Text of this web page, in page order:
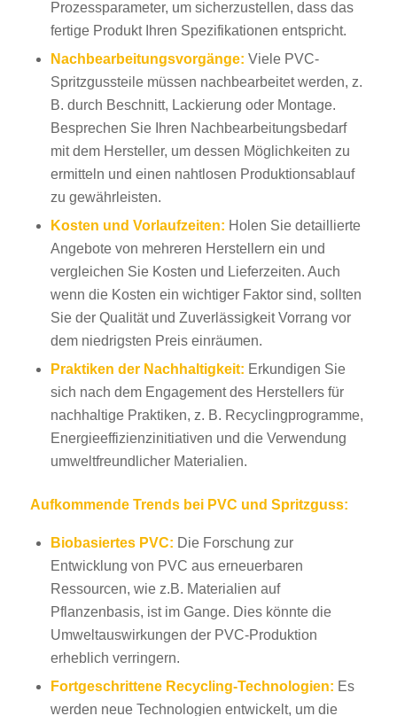
Prozessparameter, um sicherzustellen, dass das
fertige Produkt Ihren Spezifikationen entspricht.
Nachbearbeitungsvorgänge: Viele PVC-
Spritzgussteile müssen nachbearbeitet werden, z.
B. durch Beschnitt, Lackierung oder Montage.
Besprechen Sie Ihren Nachbearbeitungsbedarf
mit dem Hersteller, um dessen Möglichkeiten zu
ermitteln und einen nahtlosen Produktionsablauf
zu gewährleisten.
Kosten und Vorlaufzeiten: Holen Sie detaillierte
Angebote von mehreren Herstellern ein und
vergleichen Sie Kosten und Lieferzeiten. Auch
wenn die Kosten ein wichtiger Faktor sind, sollten
Sie der Qualität und Zuverlässigkeit Vorrang vor
dem niedrigsten Preis einräumen.
Praktiken der Nachhaltigkeit: Erkundigen Sie
sich nach dem Engagement des Herstellers für
nachhaltige Praktiken, z. B. Recyclingprogramme,
Energieeffizienzinitiativen und die Verwendung
umweltfreundlicher Materialien.
Aufkommende Trends bei PVC und Spritzguss:
Biobasiertes PVC: Die Forschung zur
Entwicklung von PVC aus erneuerbaren
Ressourcen, wie z.B. Materialien auf
Pflanzenbasis, ist im Gange. Dies könnte die
Umweltauswirkungen der PVC-Produktion
erheblich verringern.
Fortgeschrittene Recycling-Technologien: Es
werden neue Technologien entwickelt, um die